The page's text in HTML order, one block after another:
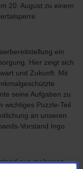
20. August zu einem
ein
Hier zeigt sich
und Zukunft. Mit
seine Aufgaben zu
wichtiges Puzzle-Teil
an unseren
Vorstand Ingo
aus mehreren